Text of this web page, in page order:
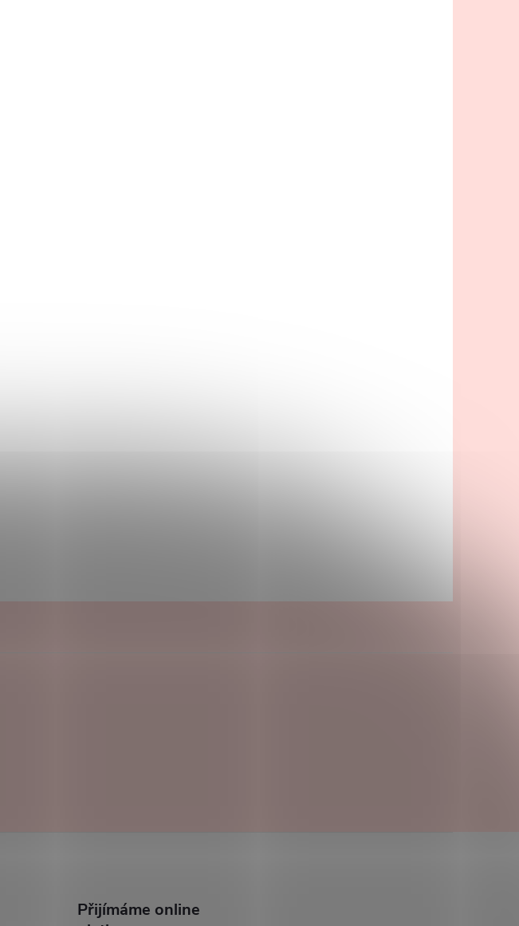
Přijímáme online